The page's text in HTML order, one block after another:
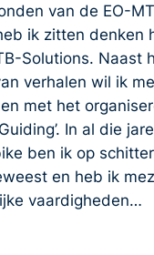
van de EO-
ik zitten denken
Solutions. Naast
verhalen wil ik me
met het
In al die
ben ik op
en heb ik
vaardigheden…